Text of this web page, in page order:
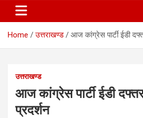
n
e
Home उत्तराखण्ड आज कांग्रेस पार्टी ईडी
उत्तराखण्ड
आज कांग्रेस पार्टी ईडी
प्रदर्शन